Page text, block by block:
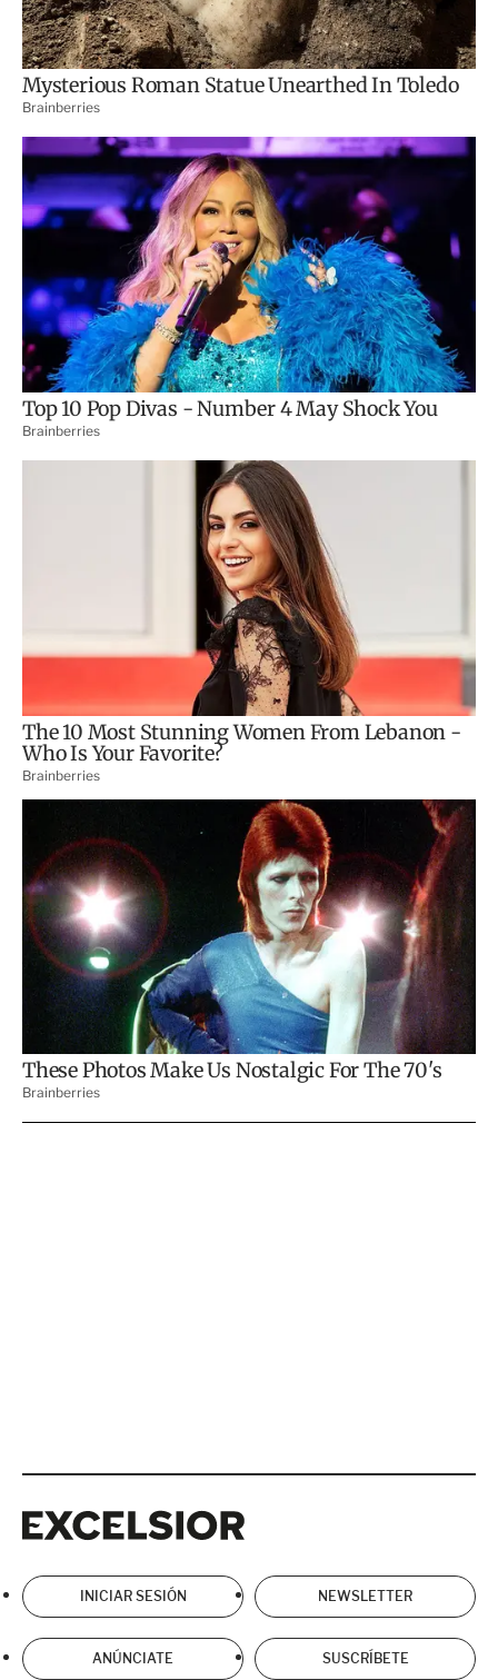
INICIAR SESIÓN NEWSLETTER
ANÚNCIATE SUSCRÍBETE